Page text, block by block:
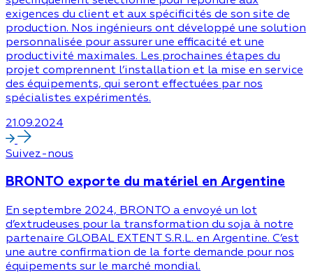
exigences du client et aux spécificités de son site de
production. Nos ingénieurs ont développé une solution
personnalisée pour assurer une efficacité et une
productivité maximales. Les prochaines étapes du
projet comprennent l’installation et la mise en service
des équipements, qui seront effectuées par nos
spécialistes expérimentés.
21.09.2024
Suivez-nous
BRONTO exporte du matériel en Argentine
En septembre 2024, BRONTO a envoyé un lot
d’extrudeuses pour la transformation du soja à notre
partenaire GLOBAL EXTENT S.R.L. en Argentine. C’est
une autre confirmation de la forte demande pour nos
équipements sur le marché mondial.